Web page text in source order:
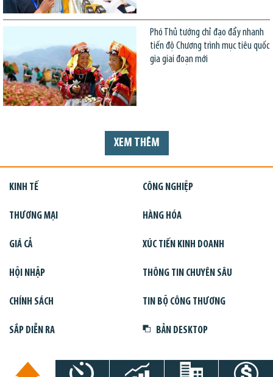
Phó Thủ tướng chỉ đạo đẩy nhanh
tiến độ Chương trình mục tiêu quốc
gia giai đoạn mới
XEM THÊM
KINH TẾ CÔNG NGHIỆP
THƯƠNG MẠI HÀNG HÓA
GIÁ CẢ XÚC TIẾN KINH DOANH
HỘI NHẬP THÔNG TIN CHUYÊN SÂU
CHÍNH SÁCH TIN BỘ CÔNG THƯƠNG
SẮP DIỄN RA BẢN DESKTOP